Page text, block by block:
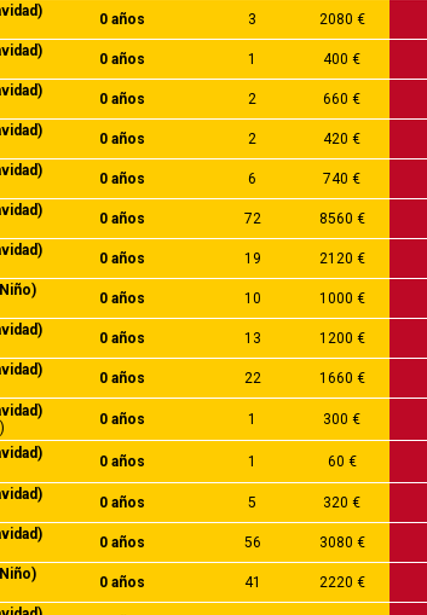
0 años 3 2080 €
0 años 1 400 €
0 años 2 660 €
0 años 2 420 €
0 años 6 740 €
0 años 72 8560 €
0 años 19 2120 €
0 años 10 1000 €
0 años 13 1200 €
0 años 22 1660 €
0 años 1 300 €
0 años 1 60 €
0 años 5 320 €
0 años 56 3080 €
0 años 41 2220 €